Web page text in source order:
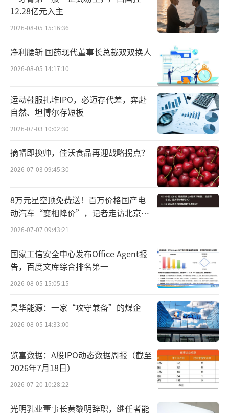
上的说法，优力平医院用量很大，价格也较
低。但由于公司渠道管控的漏洞，出现了渠道
窜货。“有渠道商从医院渠道拿货去电商终端
销售”，造成电商终端价格低于公司电商指导
价，药店的药卖不出去了。
而且，今年上半年推行的“四同政策”，
把不同规格药品之间的价差抹平，药企很难再
给集采产品做区别定价，零售药店的利益受到
影响。再加上窜货的冲击，本来稳定的零售渠
道招架不住了。
健识局发现，乐普管理层说的现象至今仍
存在：一些外卖平台上，优力平的价差巨大，
以20mg/7规格为例，最低3块6，最高报价超过
有业内人士向健识局反映，对药企来说，
外卖价格本来就难以管控，现在这一价格不仅
被国家承认，还要以其为基础调控整体药价，
令不少企业压力倍增。
乐普表示：公司正严控渠道，让电商渠道
拿不到院内渠道药品，这部分收入影响约0.5亿
元左右；同时药店景气度下降需消化库存，影
响收入约3亿元。公司称，现在优力平电商价已
有所恢复，上涨幅度20%-30%，零售端库存消
12.28亿元入主
2026-08-05 15:16:36
净利腰斩 国药现代董事长总裁双双换人
2026-08-05 14:17:10
运动鞋服扎堆IPO，必迈存代差，奔赴
自然、坦博尔存短板
2026-07-03 10:02:30
摘帽即换帅，佳沃食品再迎战略拐点？
2026-07-03 09:45:30
8万元星空顶免费送！百万价格国产电
动汽车“变相降价”，记者走访北京门
店…
2026-07-07 09:43:21
国家工信安全中心发布Office Agent报
告，百度文库综合排名第一
2026-08-05 15:05:15
昊华能源：一家“攻守兼备”的煤企
2026-08-05 14:33:00
览富数据：A股IPO动态数据周报（截至
2026年7月18日）
2026-07-20 10:28:22
光明乳业董事长黄黎明辞职，继任者能